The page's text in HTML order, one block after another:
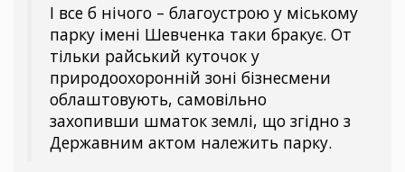
І все б нічого – благоустрою у міському
парку імені Шевченка таки бракує. От
тільки райський куточок у
природоохоронній зоні бізнесмени
облаштовують, самовільно
захопивши шматок землі, що згідно з
Державним актом належить парку.